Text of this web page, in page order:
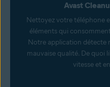
Avast
Nettoyez votre téléphone
éléments qui
Notre application détecte
mauvaise qualité. De quoi
vitesse et